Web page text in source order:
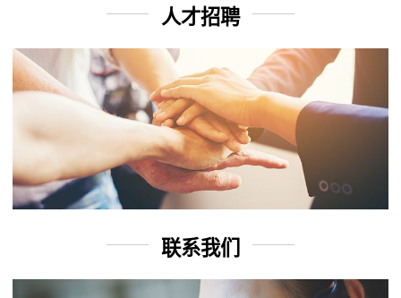
人才招聘
联系我们